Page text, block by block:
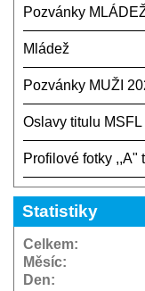
Pozvánky
Mládež
Pozvánky MUŽI
Oslavy titulu
Profilové fotky ,,A"
Statistiky
Celkem:
Měsíc:
Den: